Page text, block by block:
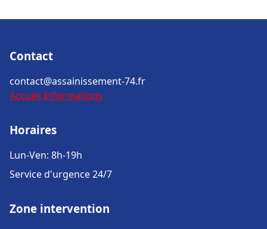
Contact
contact@assainissement-74.fr
Accueil Informations
Horaires
Lun-Ven: 8h-19h
Service d'urgence 24/7
Zone intervention